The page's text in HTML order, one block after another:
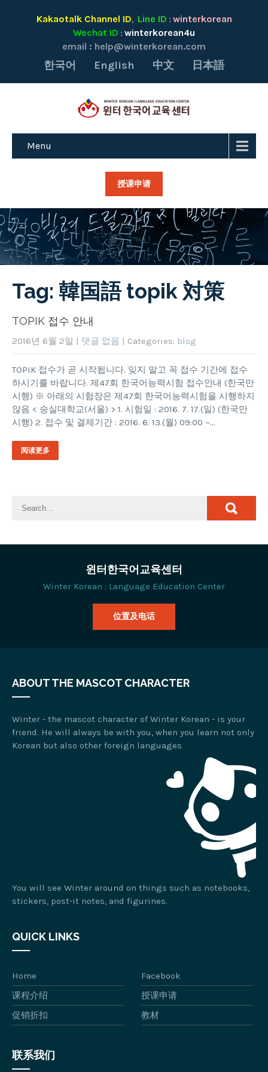
Kakaotalk Channel ID, Line ID : winterkorean
Wechat ID : winterkorean4u
email : help@winterkorean.com
한국어 English 中文 日本語
Menu
授课申请
Tag: 韓国語 topik 対策
TOPIK 접수 안내
2016년 6월 2일 | 댓글 없음 | Categories: blog
TOPIK 접수가 곧 시작됩니다. 잊지 말고 꼭 접수 기간에 접수
하시기를 바랍니다. 제47회 한국어능력시험 접수안내 (한국만
시행) ※ 아래의 시험장은 제47회 한국어능력시험을 시행하지
않음 < 숭실대학교(서울) > 1. 시험일 : 2016. 7. 17.(일) (한국만
시행) 2. 접수 및 결제기간 : 2016. 6. 13.(월) 09:00 ~…
阅读更多
윈터한국어교육센터
Winter Korean : Language Education Center
位置及电话
ABOUT THE MASCOT CHARACTER
Winter - the mascot character of Winter Korean - is your
friend. He will always be with you, when you learn not only
Korean but also other foreign languages
You will see Winter around on things such as notebooks,
stickers, post-it notes, and figurines.
QUICK LINKS
Home
Facebook
课程介绍
授课申请
促销折扣
教材
联系我们